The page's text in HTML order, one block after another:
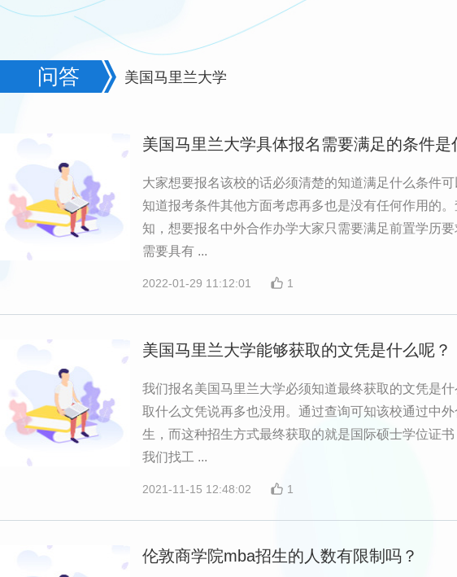
问答 美国马里兰大学
美国马里兰大学具体报名需要满足的条件是
大家想要报名该校的话必须清楚的知道满足什么条件
知道报考条件其他方面考虑再多也是没有任何作用的
知，想要报名中外合作办学大家只需要满足前置学历
需要具有 ...
2022-01-29 11:12:01 1
美国马里兰大学能够获取的文凭是什么呢？
我们报名美国马里兰大学必须知道最终获取的文凭是
取什么文凭说再多也没用。通过查询可知该校通过中
生，而这种招生方式最终获取的就是国际硕士学位证
我们找工 ...
2021-11-15 12:48:02 1
伦敦商学院mba招生的人数有限制吗？